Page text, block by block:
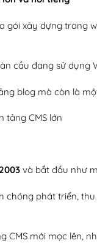
gói xây dựng trang
cầu đang sử dụng
blog mà còn là
tảng CMS lớn
2003và bắt đầu như
chóng phát triển,
CMS mới mọc lên,